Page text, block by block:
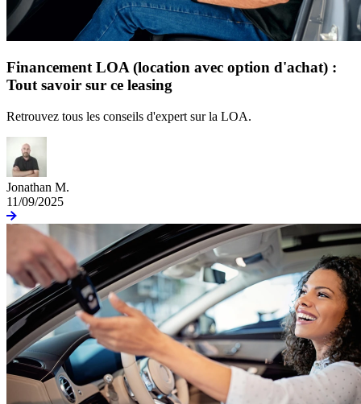
Financement LOA (location avec option d'achat) :
Tout savoir sur ce leasing
Retrouvez tous les conseils d'expert sur la LOA.
Jonathan M.
11/09/2025